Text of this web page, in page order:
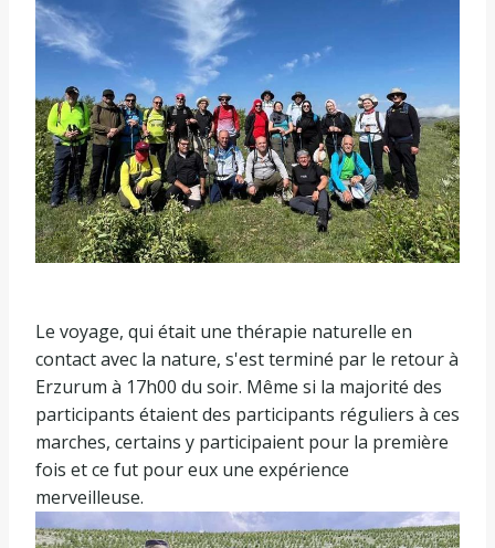
Le voyage, qui était une thérapie naturelle en
contact avec la nature, s'est terminé par le retour à
Erzurum à 17h00 du soir. Même si la majorité des
participants étaient des participants réguliers à ces
marches, certains y participaient pour la première
fois et ce fut pour eux une expérience
merveilleuse.